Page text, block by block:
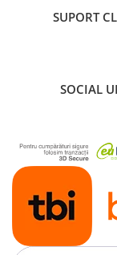
SUPORT
SOCIAL